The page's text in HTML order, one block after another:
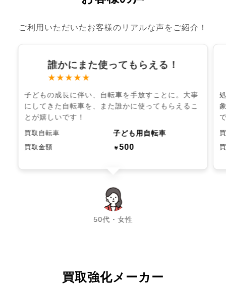
ご利用いただいたお客様のリアルな声をご紹介！
誰かにまた使ってもらえる！
★★★★★
子どもの成長に伴い、自転車を手放すことに。大事
にしてきた自転車を、また誰かに使ってもらえるこ
とが嬉しいです！
買取自転車 子ども用自転車
買取金額 ￥500
50代・女性
chevron_left chevron_right
買取強化メーカー